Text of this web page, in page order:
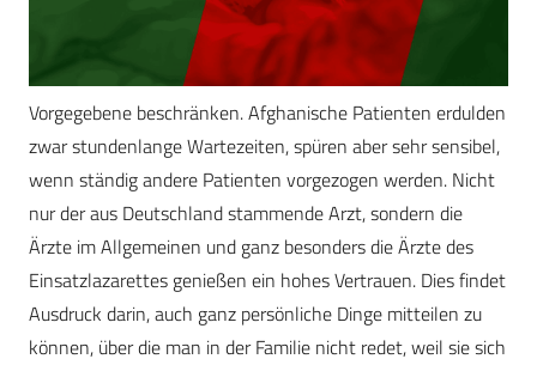
Vorgegebene beschränken. Afghanische Patienten erdulden
zwar stundenlange Wartezeiten, spüren aber sehr sensibel,
wenn ständig andere Patienten vorgezogen werden. Nicht
nur der aus Deutschland stammende Arzt, sondern die
Ärzte im Allgemeinen und ganz besonders die Ärzte des
Einsatzlazarettes genießen ein hohes Vertrauen. Dies findet
Ausdruck darin, auch ganz persönliche Dinge mitteilen zu
können, über die man in der Familie nicht redet, weil sie sich